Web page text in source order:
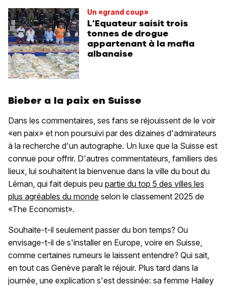
Un «grand coup»
L'Equateur saisit trois
tonnes de drogue
appartenant à la mafia
albanaise
Bieber a la paix en Suisse
Dans les commentaires, ses fans se réjouissent de le voir
«en paix» et non poursuivi par des dizaines d'admirateurs
à la recherche d'un autographe. Un luxe que la Suisse est
connue pour offrir. D'autres commentateurs, familiers des
lieux, lui souhaitent la bienvenue dans la ville du bout du
Léman, qui fait depuis peu partie du top 5 des villes les
plus agréables du monde selon le classement 2025 de
«The Economist».
Souhaite-t-il seulement passer du bon temps? Ou
envisage-t-il de s'installer en Europe, voire en Suisse,
comme certaines rumeurs le laissent entendre? Qui sait,
en tout cas Genève paraît le réjouir. Plus tard dans la
journée, une explication s'est dessinée: sa femme Hailey